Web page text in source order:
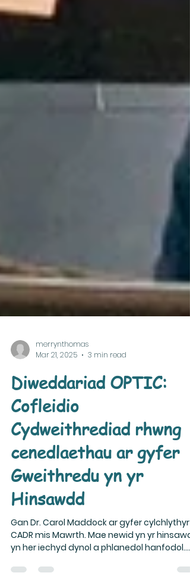
merrynthomas
Mar 21, 2025
3 min read
Diweddariad OPTIC:
Cofleidio
Cydweithrediad rhwng
cenedlaethau ar gyfer
Gweithredu yn yr